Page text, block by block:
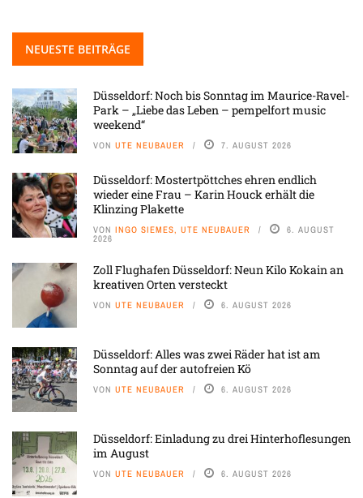
NEUESTE BEITRÄGE
Düsseldorf: Noch bis Sonntag im Maurice-Ravel-
Park – „Liebe das Leben – pempelfort music
weekend“
VON UTE NEUBAUER 7. AUGUST 2026
Düsseldorf: Mostertpöttches ehren endlich
wieder eine Frau – Karin Houck erhält die
Klinzing Plakette
VON INGO SIEMES, UTE NEUBAUER 6. AUGUST
2026
Zoll Flughafen Düsseldorf: Neun Kilo Kokain an
kreativen Orten versteckt
VON UTE NEUBAUER 6. AUGUST 2026
Düsseldorf: Alles was zwei Räder hat ist am
Sonntag auf der autofreien Kö
VON UTE NEUBAUER 6. AUGUST 2026
Düsseldorf: Einladung zu drei Hinterhoflesungen
im August
VON UTE NEUBAUER 6. AUGUST 2026